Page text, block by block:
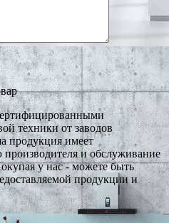
техники от заводов
продукция имеет
и обслуживание
у нас - можете быть
продукции и